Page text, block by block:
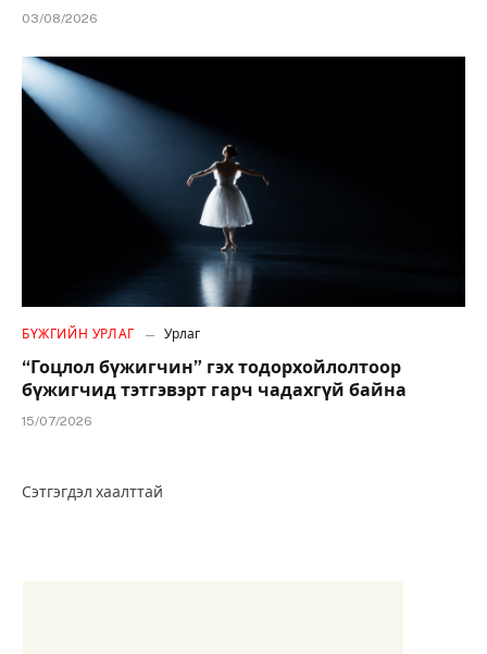
03/08/2026
БҮЖГИЙН УРЛАГ Урлаг
“Гоцлол бүжигчин” гэх тодорхойлолтоор
бүжигчид тэтгэвэрт гарч чадахгүй байна
15/07/2026
Сэтгэгдэл хаалттай